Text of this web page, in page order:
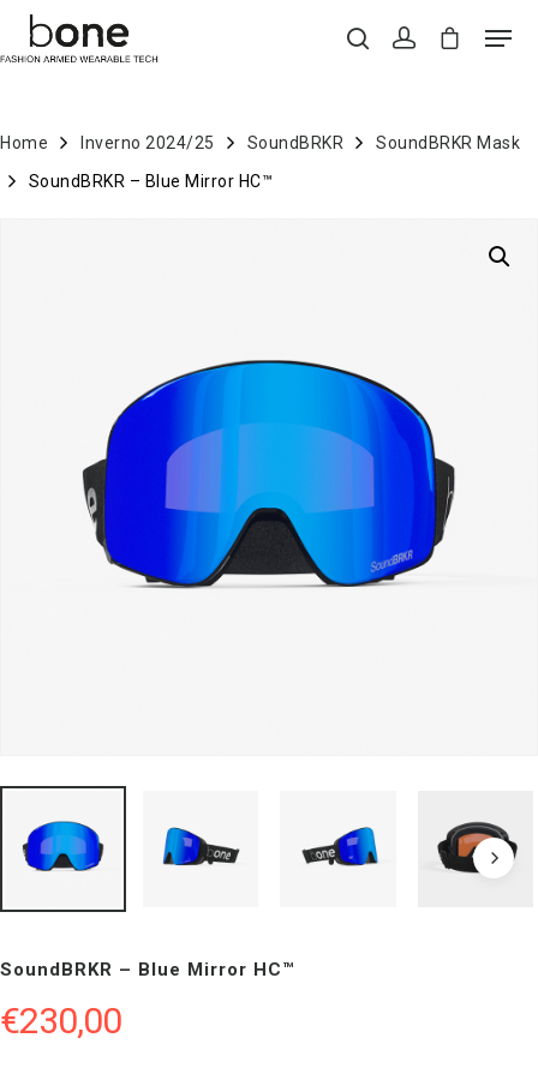
Hit enter to search or ESC to close
Home Inverno 2024/25 SoundBRKR
SoundBRKR Mask
SoundBRKR – Blue Mirror HC™
SoundBRKR – Blue Mirror HC™
€230,00